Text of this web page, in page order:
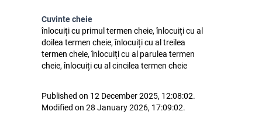
Cuvinte cheie
înlocuiți cu primul termen cheie, înlocuiți cu al
doilea termen cheie, înlocuiți cu al treilea
termen cheie, înlocuiți cu al parulea termen
cheie, înlocuiți cu al cincilea termen cheie
Published on 12 December 2025, 12:08:02.
Modified on 28 January 2026, 17:09:02.